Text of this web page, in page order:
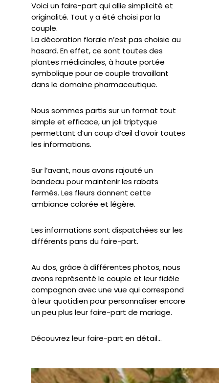
Voici un faire-part qui allie simplicité et
originalité. Tout y a été choisi par la
couple.
La décoration florale n’est pas choisie au
hasard. En effet, ce sont toutes des
plantes médicinales, à haute portée
symbolique pour ce couple travaillant
dans le domaine pharmaceutique.
Nous sommes partis sur un format tout
simple et efficace, un joli triptyque
permettant d’un coup d’œil d’avoir toutes
les informations.
Sur l’avant, nous avons rajouté un
bandeau pour maintenir les rabats
fermés. Les fleurs donnent cette
ambiance colorée et légère.
Les informations sont dispatchées sur les
différents pans du faire-part.
Au dos, grâce à différentes photos, nous
avons représenté le couple et leur fidèle
compagnon avec une vue qui correspond
à leur quotidien pour personnaliser encore
un peu plus leur faire-part de mariage.
Découvrez leur faire-part en détail…